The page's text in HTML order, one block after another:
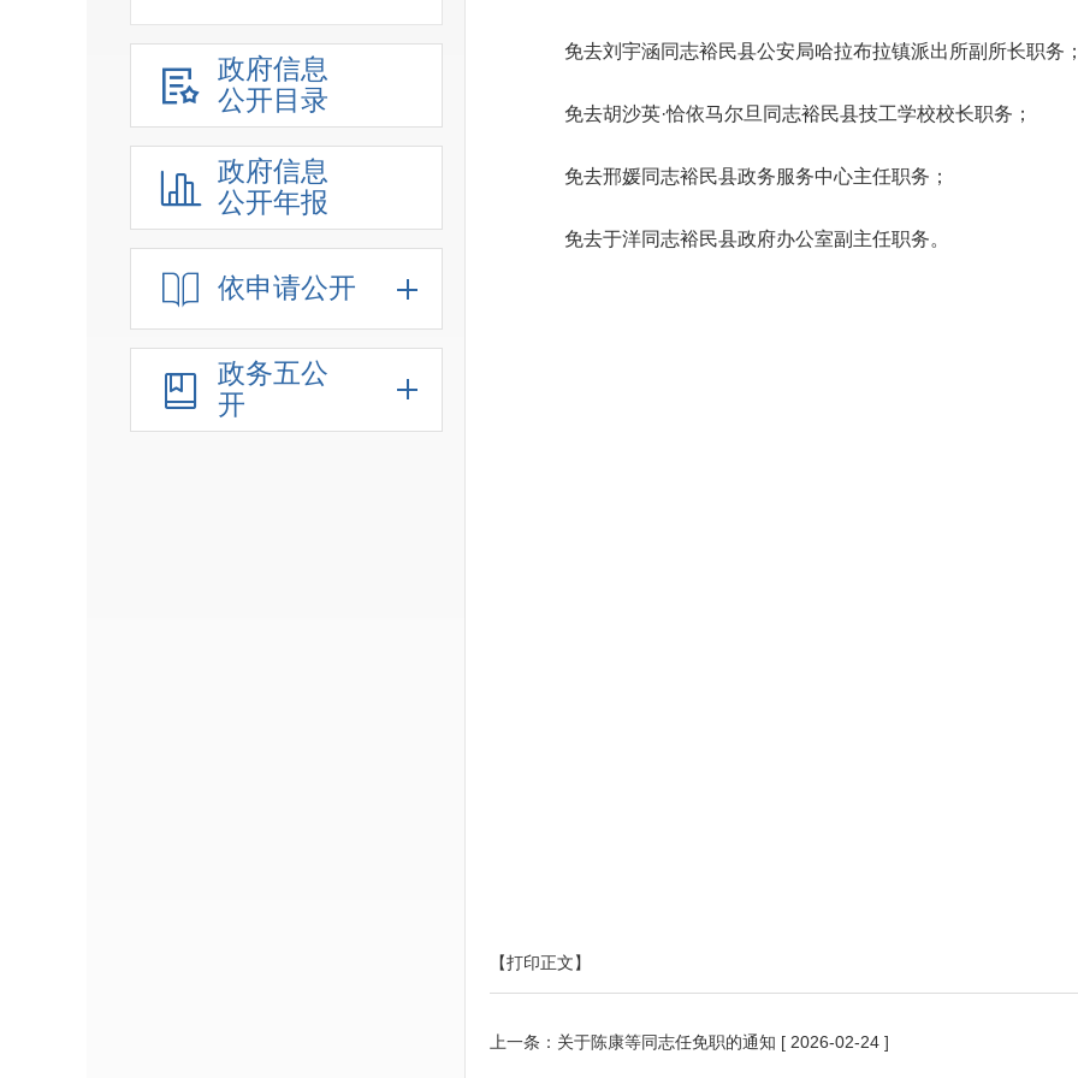
政府信息
公开目录
政府信息
公开年报
依申请公开
政务五公
开
免去刘宇涵同志裕民县公安局哈拉布拉镇派出所副所长职务
免去胡沙英·恰依马尔旦同志裕民县技工学校校长职务；
免去邢媛同志裕民县政务服务中心主任职务；
免去于洋同志裕民县政府办公室副主任职务。
【打印正文】
上一条： 关于陈康等同志任免职的通知 [ 2026-02-24 ]